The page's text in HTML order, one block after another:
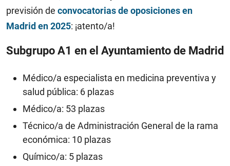
previsión de convocatorias de oposiciones en
Madrid en 2025: ¡atento/a!
Subgrupo A1 en el Ayuntamiento de Madrid
Médico/a especialista en medicina preventiva y
salud pública: 6 plazas
Médico/a: 53 plazas
Técnico/a de Administración General de la rama
económica: 10 plazas
Químico/a: 5 plazas